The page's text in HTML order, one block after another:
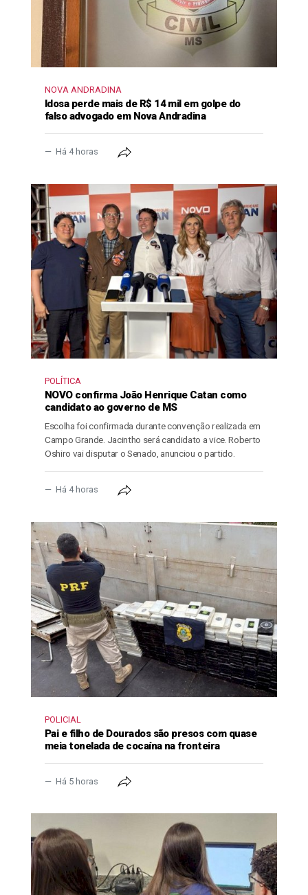
NOVA ANDRADINA
Idosa perde mais de R$ 14 mil em golpe do
falso advogado em Nova Andradina
Há 4 horas
POLÍTICA
NOVO confirma João Henrique Catan como
candidato ao governo de MS
Escolha foi confirmada durante convenção realizada em
Campo Grande. Jacintho será candidato a vice. Roberto
Oshiro vai disputar o Senado, anunciou o partido.
Há 4 horas
POLICIAL
Pai e filho de Dourados são presos com quase
meia tonelada de cocaína na fronteira
Há 5 horas